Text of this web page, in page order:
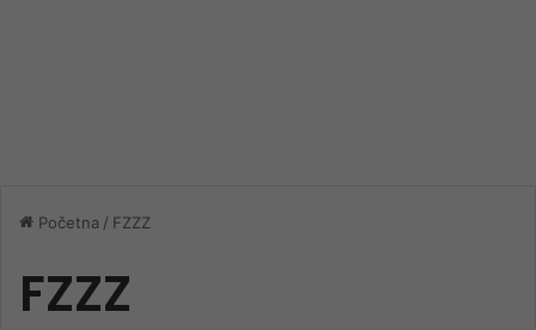
Početna / FZZZ
FZZZ